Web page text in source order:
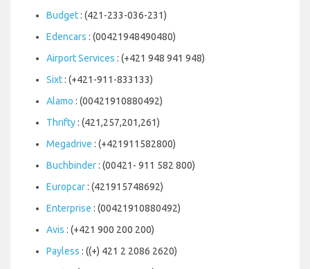
Budget: (421-233-036-231)
Edencars : (00421948490480)
Airport Services : (+421 948 941 948)
Sixt: (+421-911-833133)
Alamo : (00421910880492)
Thrifty: (421,257,201,261)
Megadrive : (+421911582800)
Buchbinder: (00421- 911 582 800)
Europcar: (421915748692)
Enterprise : (00421910880492)
Avis : (+421 900 200 200)
Payless : ((+) 421 2 2086 2620)